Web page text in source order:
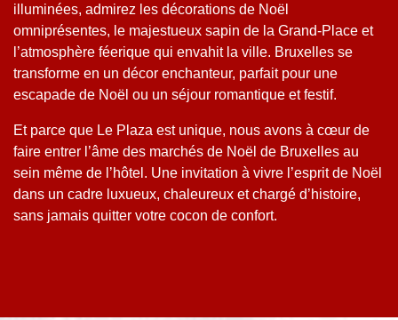
illuminées, admirez les décorations de Noël
omniprésentes, le majestueux sapin de la Grand-Place et
l’atmosphère féerique qui envahit la ville. Bruxelles se
transforme en un décor enchanteur, parfait pour une
escapade de Noël ou un séjour romantique et festif.
Et parce que Le Plaza est unique, nous avons à cœur de
faire entrer l’âme des marchés de Noël de Bruxelles au
sein même de l’hôtel. Une invitation à vivre l’esprit de Noël
dans un cadre luxueux, chaleureux et chargé d’histoire,
sans jamais quitter votre cocon de confort.